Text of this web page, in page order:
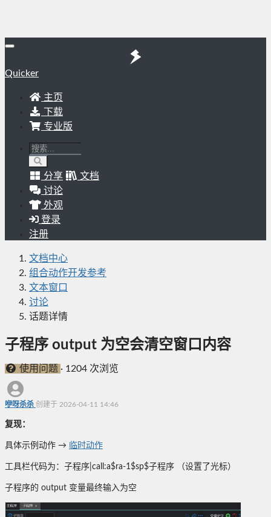
Quicker
主页
下载
专业版
分享
文档
讨论
外观
登录
注册
文档中心
组合动作开发参考
文本窗口
讨论
话题详情
子程序 output 为空会清空窗口内容
使用问题 · 1204 次浏览
咿呀杀杀 创建于 2026-04-11 14:46
复现：
具体示例动作 → 临时动作
工具栏代码为：子程序|call:a$ra-1$sp$子程序 （设置了光标）
子程序的 output 变量最终输入为空